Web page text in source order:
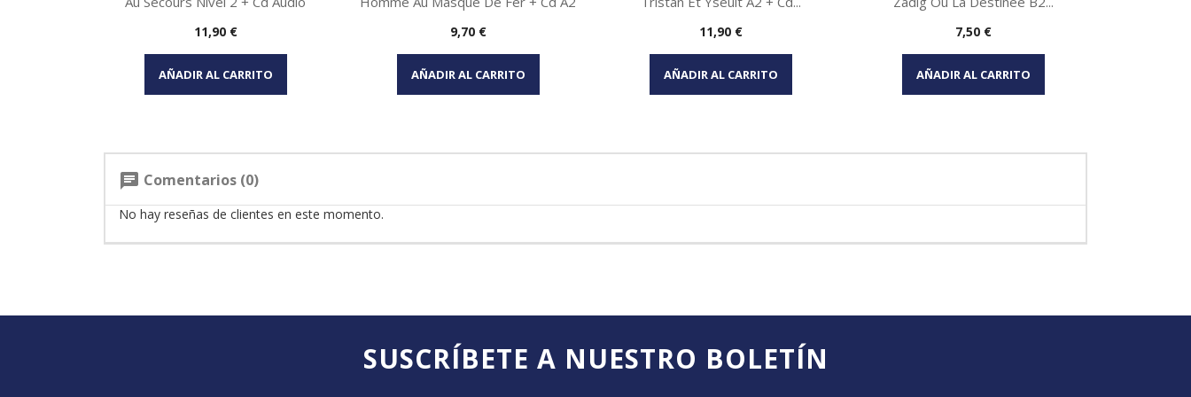
Vista rápida
Precio
11,90 €
AÑADIR AL CARRITO
Vista rápida
Precio
9,70 €
AÑADIR AL CARRITO
Vista rápida
Precio
11,90 €
AÑADIR AL CARRITO
Vista rápida
Precio
7,50 €
AÑADIR AL CARRITO
chat Comentarios (0)
No hay reseñas de clientes en este momento.
SUSCRÍBETE A NUESTRO BOLETÍN